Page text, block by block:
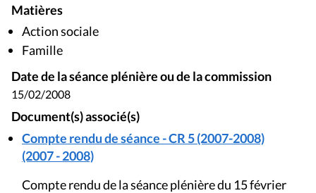
Matières
Action sociale
Famille
Date de la séance plénière ou de la commission
15/02/2008
Document(s) associé(s)
Compte rendu de séance - CR 5 (2007-2008)
(2007 - 2008)
Compte rendu de la séance plénière du 15 février